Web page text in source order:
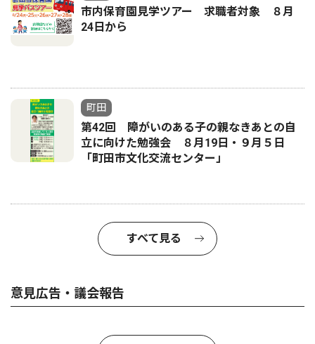
市内保育園見学ツアー 求職者対象 ８月
24日から
町田
第42回 障がいのある子の親なきあとの自
立に向けた勉強会 ８月19日・９月５日
「町田市文化交流センター」
すべて見る
意見広告・議会報告